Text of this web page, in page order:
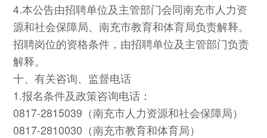
4.本公告由招聘单位及主管部门会同南充市人力资
源和社会保障局、南充市教育和体育局负责解释。
招聘岗位的资格条件，由招聘单位及主管部门负责
解释。
十、有关咨询、监督电话
1.报名条件及政策咨询电话：
0817-2815039（南充市人力资源和社会保障局）
0817-2810030（南充市教育和体育局）